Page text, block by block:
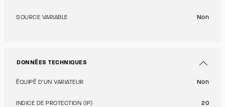
SOURCE VARIABLE Non
DONNÉES TECHNIQUES
ÉQUIPÉ D'UN VARIATEUR Non
INDICE DE PROTECTION (IP) 20